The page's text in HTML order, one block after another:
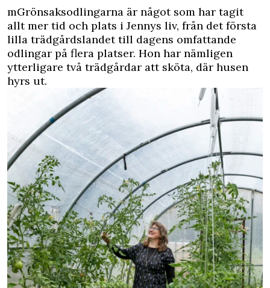
mGrönsaksodlingarna är något som har tagit
allt mer tid och plats i Jennys liv, från det första
lilla trädgårdslandet till dagens omfattande
odlingar på flera platser. Hon har nämligen
ytterligare två trädgårdar att sköta, där husen
hyrs ut.